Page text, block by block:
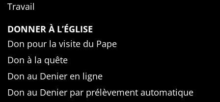
Travail
DONNER À L’ÉGLISE
Don pour la visite du Pape
Don à la quête
Don au Denier en ligne
Don au Denier par prélèvement automatique